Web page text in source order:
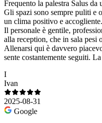
Frequento la palestra Salus
Gli spazi sono sempre puliti e
un clima positivo e accogliente.
Il personale è gentile,
alla reception, che in sala pesi
Allenarsi qui è davvero
sente costantemente seguiti.
I
Ivan
2025-08-31
Google